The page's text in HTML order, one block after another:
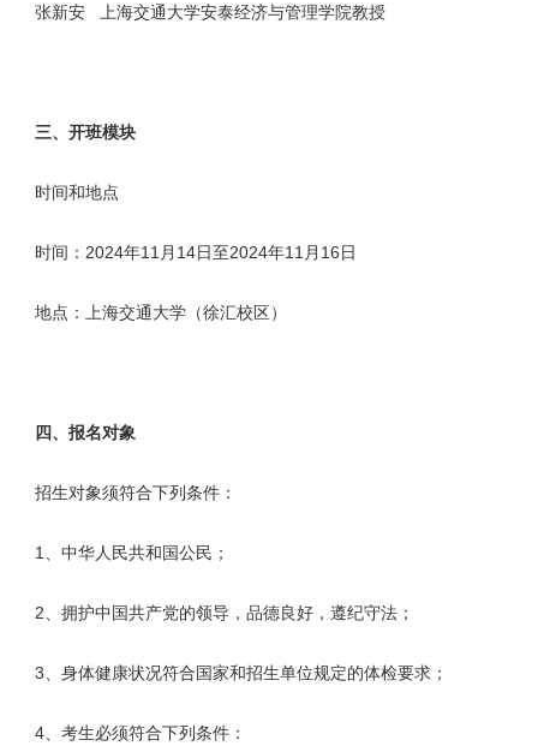
张新安 上海交通大学安泰经济与管理学院教授
三、开班模块
时间和地点
时间：2024年11月14日至2024年11月16日
地点：上海交通大学（徐汇校区）
四、报名对象
招生对象须符合下列条件：
1、中华人民共和国公民；
2、拥护中国共产党的领导，品德良好，遵纪守法；
3、身体健康状况符合国家和招生单位规定的体检要求；
4、考生必须符合下列条件：